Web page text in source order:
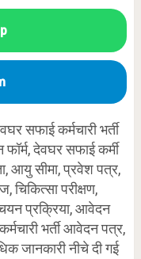
सफाई कर्मचारी भर्ती
देवघर सफाई कर्मी
आयु सीमा, प्रवेश पत्र,
परीक्षण,
चयन प्रक्रिया, आवेदन
भर्ती आवेदन पत्र,
जानकारी नीचे दी गई